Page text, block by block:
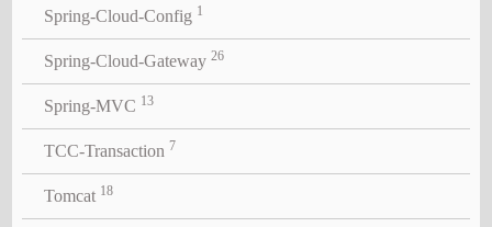
Spring-Cloud-Config 1
Spring-Cloud-Gateway 26
Spring-MVC 13
TCC-Transaction 7
Tomcat 18